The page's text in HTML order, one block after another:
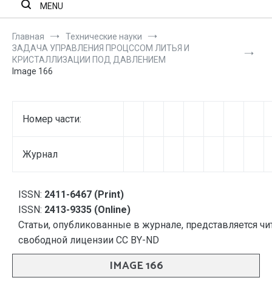
MENU
Главная
Технические науки
ЗАДАЧА УПРАВЛЕНИЯ ПРОЦССОМ ЛИТЬЯ И
КРИСТАЛЛИЗАЦИИ ПОД ДАВЛЕНИЕМ
Image 166
Номер части:
Журнал
ISSN: 2411-6467 (Print)
ISSN: 2413-9335 (Online)
Статьи, опубликованные в журнале, представляется
свободной лицензии CC BY-ND
IMAGE 166